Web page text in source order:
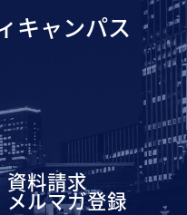
キャンパス
資料請求
メルマガ登録